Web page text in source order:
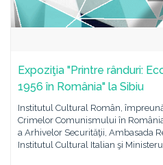
Expoziţia "Printre rânduri:
1956 în România" la Sibiu
Institutul Cultural Român,
Crimelor Comunismului în
a Arhivelor Securităţii, Ambasada
Institutul Cultural Italian şi